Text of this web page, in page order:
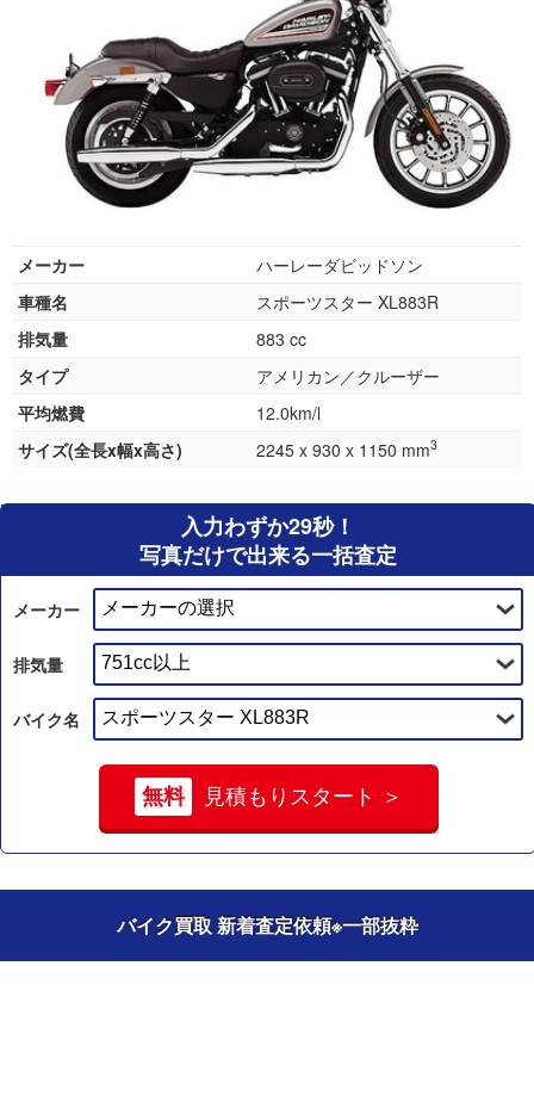
メーカー
ハーレーダビッドソン
車種名
スポーツスター XL883R
排気量
883 cc
タイプ
アメリカン／クルーザー
平均燃費
12.0km/l
サイズ(全長x幅x高さ)
2245 x 930 x 1150 mm3
入力わずか29秒！
写真だけで出来る一括査定
メーカー
排気量
バイク名
無料 見積もりスタート ＞
バイク買取 新着査定依頼※一部抜粋